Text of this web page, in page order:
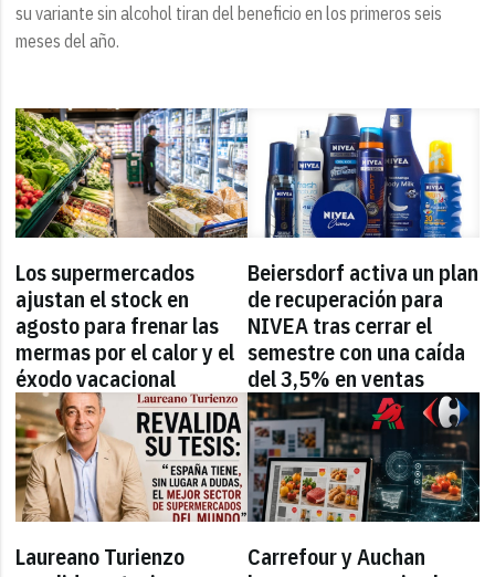
su variante sin alcohol tiran del beneficio en los primeros seis
meses del año.
Los supermercados
ajustan el stock en
agosto para frenar las
mermas por el calor y el
éxodo vacacional
Beiersdorf activa un plan
de recuperación para
NIVEA tras cerrar el
semestre con una caída
del 3,5% en ventas
Laureano Turienzo
Carrefour y Auchan